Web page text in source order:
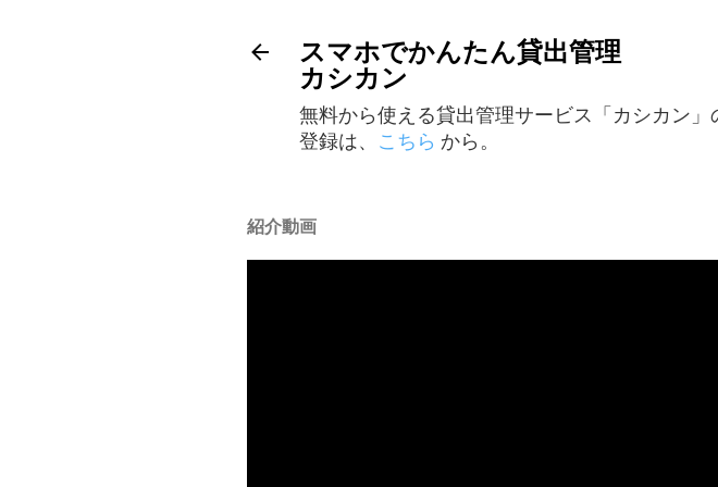
スマホでかんたん貸出管理
カシカン
無料から使える貸出管理サービス「カシカン
登録は、 こちら から。
紹介動画